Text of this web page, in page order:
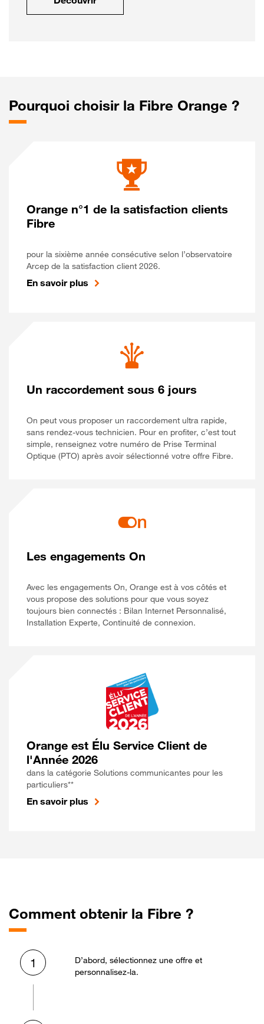
Pourquoi choisir la Fibre Orange ?
Orange n°1 de la satisfaction clients
Fibre
pour la sixième année consécutive selon l’observatoire
Arcep de la satisfaction client 2026.
En savoir plus
Un raccordement sous 6 jours
On peut vous proposer un raccordement ultra rapide,
sans rendez-vous technicien. Pour en profiter, c’est tout
simple, renseignez votre numéro de Prise Terminal
Optique (PTO) après avoir sélectionné votre offre Fibre.
Les engagements On
Avec les engagements On, Orange est à vos côtés et
vous propose des solutions pour que vous soyez
toujours bien connectés : Bilan Internet Personnalisé,
Installation Experte, Continuité de connexion.
Orange est Élu Service Client de
l'Année 2026
dans la catégorie Solutions communicantes pour les
particuliers**
En savoir plus
Comment obtenir la Fibre ?
1
D’abord, sélectionnez une offre et
personnalisez-la.